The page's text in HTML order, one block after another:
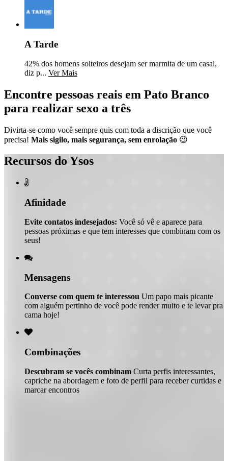
A Tarde
42% dos homens solteiros desejam ser marmita de um casal,
diz p... Ver Mais
Encontre pessoas reais em Pato Branco
para realizar sexo a três
Divirta-se como você sempre quis com toda a discrição que você
precisa! Mais sigilo, mais segurança, sem enrolação 😉
Recursos do Ysos

Afinidade
Evite contatos indesejados: Você só vê e aparece para
pessoas próximas e que tem interesses que combinam com os
seus!

Mensagens
Converse com quem te interessou Um papo mais picante
com alguém pertinho de você pode render muito e te levar pra
cama hoje!

Combinações
Descubram se vocês combinam Curta perfis interessantes,
capriche na abordagem e foto de perfil para receber curtidas e
marcar encontros